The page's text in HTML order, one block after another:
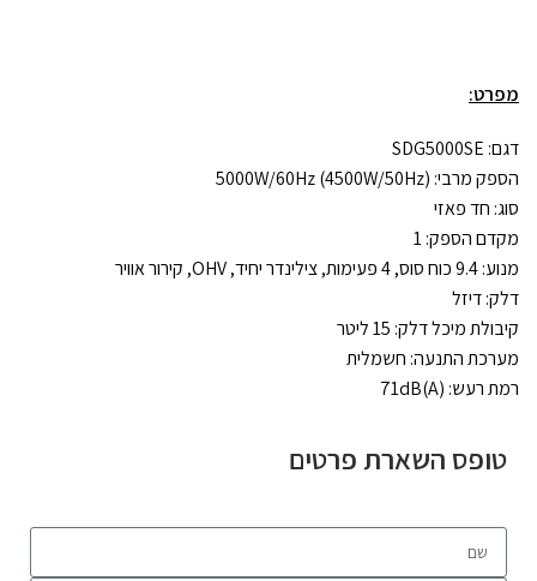
מפרט:
דגם: SDG5000SE
הספק מרבי: 5000W/60Hz (4500W/50Hz)
סוג: חד פאזי
מקדם הספק: 1
מנוע: 9.4 כוח סוס, 4 פעימות, צילינדר יחיד, OHV, קירור אוויר
דלק: דיזל
קיבולת מיכל דלק: 15 ליטר
מערכת התנעה: חשמלית
רמת רעש: 71dB(A)
טופס השארת פרטים